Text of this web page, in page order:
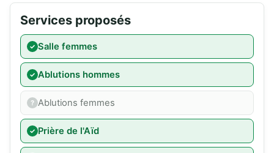
Services proposés
Salle femmes
Ablutions hommes
Ablutions femmes
Prière de l'Aïd